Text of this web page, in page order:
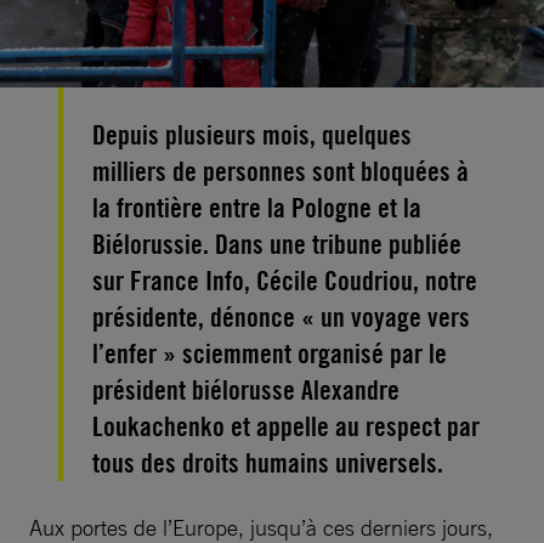
Depuis plusieurs mois, quelques
milliers de personnes sont bloquées à
la frontière entre la Pologne et la
Biélorussie. Dans une tribune publiée
sur France Info, Cécile Coudriou, notre
présidente, dénonce « un voyage vers
l’enfer » sciemment organisé par le
président biélorusse Alexandre
Loukachenko et appelle au respect par
tous des droits humains universels.
Aux portes de l’Europe, jusqu’à ces derniers jours,